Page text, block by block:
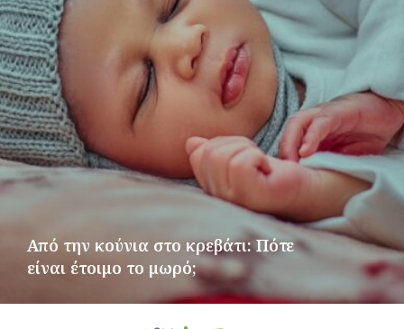
Από την κούνια στο κρεβάτι: Πότε
είναι έτοιμο το μωρό;